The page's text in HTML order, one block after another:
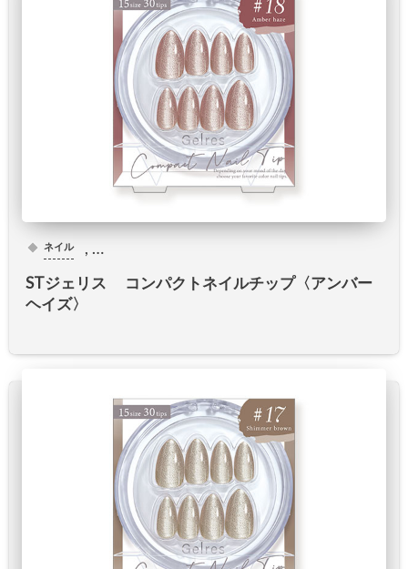
ネイル
STジェリス コンパクトネイルチップ〈アンバー
ヘイズ〉